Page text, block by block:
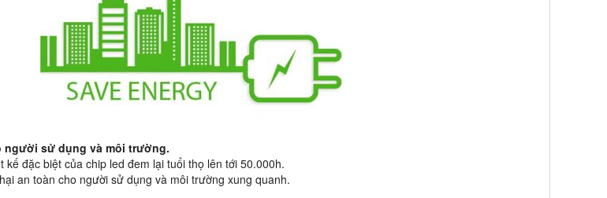
người sử dụng và môi trường.
đặc biệt của chip led đem lại tuổi thọ lên tới 50.000h.
an toàn cho người sử dụng và môi trường xung quanh.